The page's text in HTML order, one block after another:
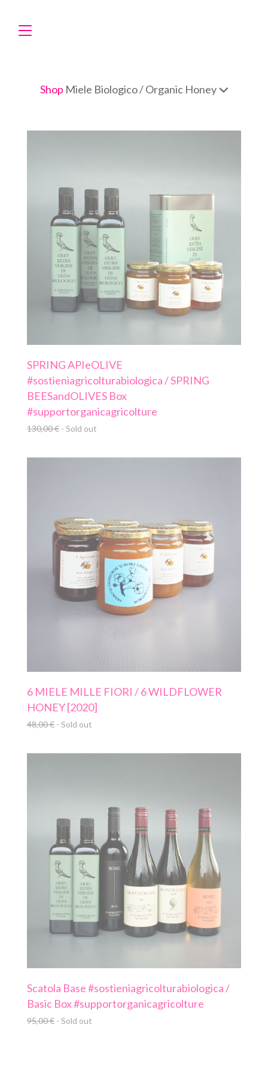
Shop Miele Biologico / Organic Honey
SPRING APIeOLIVE
#sostieniagricolturabiologica / SPRING
BEESandOLIVES Box
#supportorganicagricolture
130,00€ - Sold out
6 MIELE MILLE FIORI / 6 WILDFLOWER
HONEY [2020]
48,00€ - Sold out
Scatola Base #sostieniagricolturabiologica /
Basic Box #supportorganicagricolture
95,00€ - Sold out